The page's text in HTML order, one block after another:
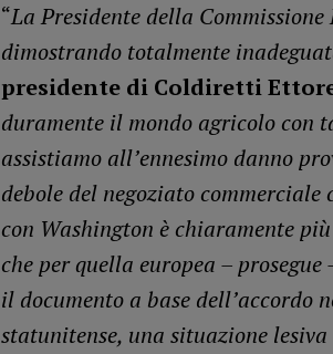
“La Presidente della
dimostrando totalmente
presidente di Coldiretti
duramente il mondo agricolo con
assistiamo all’ennesimo danno
debole del negoziato
con Washington è chiaramente
che per quella europea –
il documento a base dell’accordo
statunitense, una situazione